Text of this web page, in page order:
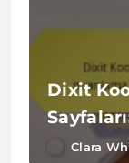
Dixit
Takım
Clara